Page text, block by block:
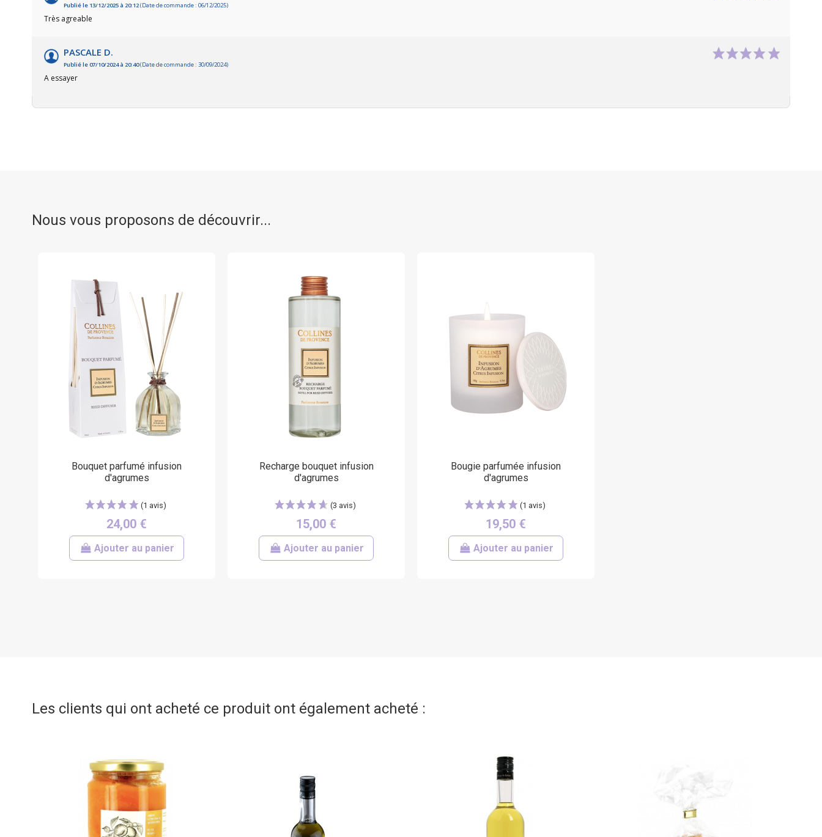
Publié le 13/12/2025 à 20:12(Date de commande : 06/12/2025)
Très agreable
PASCALE D.
Publié le 07/10/2024 à 20:40(Date de commande : 30/09/2024)
A essayer
Nous vous proposons de découvrir...
Bouquet parfumé infusion
d'agrumes
24,00 €
Ajouter au panier
Recharge bouquet infusion
d'agrumes
15,00 €
Ajouter au panier
Bougie parfumée infusion
d'agrumes
19,50 €
Ajouter au panier
Les clients qui ont acheté ce produit ont également acheté :